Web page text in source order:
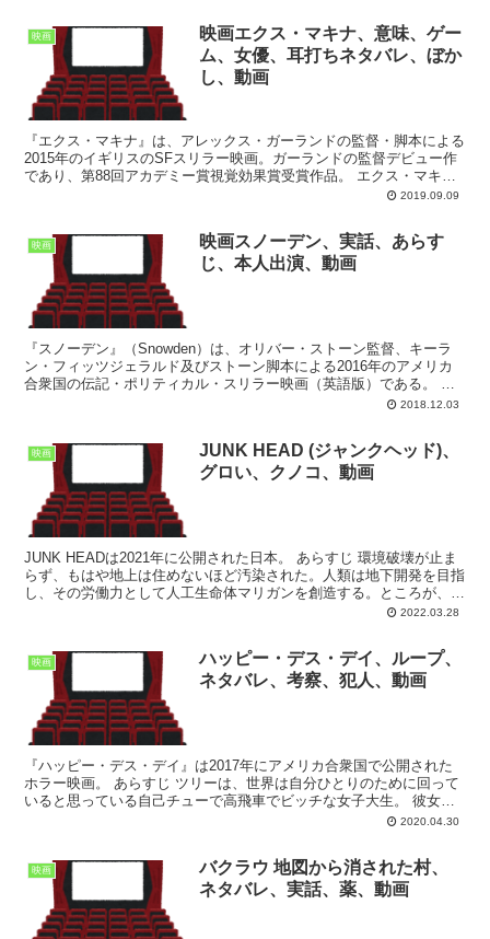
映画
映画エクス・マキナ、意味、ゲー
ム、女優、耳打ちネタバレ、ぼか
し、動画
『エクス・マキナ』は、アレックス・ガーランドの監督・脚本による
2015年のイギリスのSFスリラー映画。ガーランドの監督デビュー作
であり、第88回アカデミー賞視覚効果賞受賞作品。 エクス・マキナ
2019.09.09
映画
映画スノーデン、実話、あらす
じ、本人出演、動画
『スノーデン』（Snowden）は、オリバー・ストーン監督、キーラ
ン・フィッツジェラルド及びストーン脚本による2016年のアメリカ
合衆国の伝記・ポリティカル・スリラー映画（英語版）である。 ル
2018.12.03
映画
JUNK HEAD (ジャンクヘッド)、
グロい、クノコ、動画
JUNK HEADは2021年に公開された日本。 あらすじ 環境破壊が止ま
らず、もはや地上は住めないほど汚染された。人類は地下開発を目指
し、その労働力として人工生命体マリガンを創造する。ところが、自
2022.03.28
映画
ハッピー・デス・デイ、ループ、
ネタバレ、考察、犯人、動画
『ハッピー・デス・デイ』は2017年にアメリカ合衆国で公開された
ホラー映画。 あらすじ ツリーは、世界は自分ひとりのために回って
いると思っている自己チューで高飛車でビッチな女子大生。 彼女は
誕生日の朝、男子寮で、泥酔した勢いでエッチしてしま... 2020.04.30
映画
バクラウ 地図から消された村、
ネタバレ、実話、薬、動画